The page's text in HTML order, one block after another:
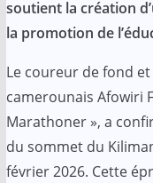
b
o
o
k
s
A
p
p
t
e
r
o
M
a
i
l
soutient la création
la promotion de
Le coureur de fond
camerounais Afowiri
Marathoner », a
du sommet du
février 2026. Cette